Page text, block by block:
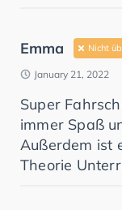
Emma Nicht
January 21, 2022
Super
immer Spaß
Außerdem ist
Theorie